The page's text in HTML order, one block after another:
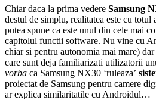
Chiar daca la prima vedere Samsung
destul de simplu, realitatea este cu totul
putea spune ca este unul din cele mai
capitolul functii software. Nu vine cu
chiar si pentru autonomia mai mare)
care sunt deja familiarizati utilizatorii
vorba ca Samsung NX30 ‘ruleaza’
proiectat de Samsung pentru camere
ar explica similaritatile cu Androidul…